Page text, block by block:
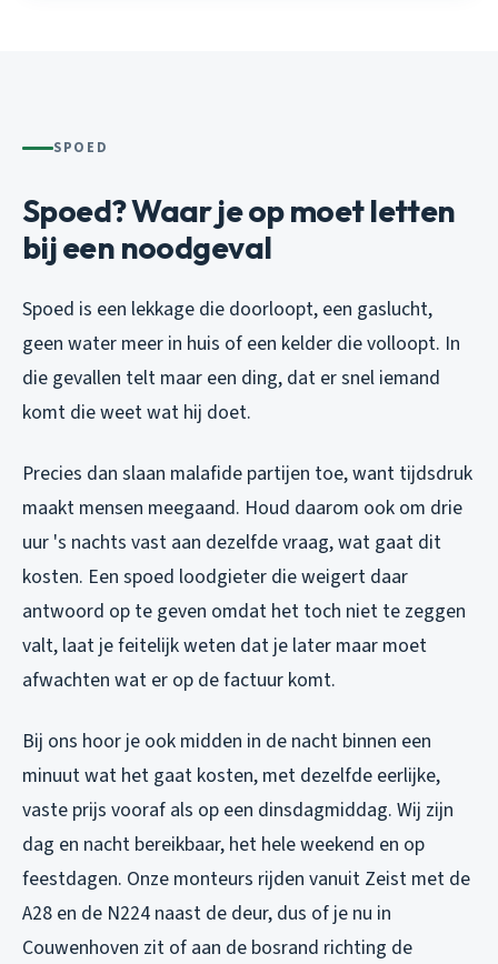
SPOED
Spoed? Waar je op moet letten
bij een noodgeval
Spoed is een lekkage die doorloopt, een gaslucht,
geen water meer in huis of een kelder die volloopt. In
die gevallen telt maar een ding, dat er snel iemand
komt die weet wat hij doet.
Precies dan slaan malafide partijen toe, want tijdsdruk
maakt mensen meegaand. Houd daarom ook om drie
uur 's nachts vast aan dezelfde vraag, wat gaat dit
kosten. Een spoed loodgieter die weigert daar
antwoord op te geven omdat het toch niet te zeggen
valt, laat je feitelijk weten dat je later maar moet
afwachten wat er op de factuur komt.
Bij ons hoor je ook midden in de nacht binnen een
minuut wat het gaat kosten, met dezelfde eerlijke,
vaste prijs vooraf als op een dinsdagmiddag. Wij zijn
dag en nacht bereikbaar, het hele weekend en op
feestdagen. Onze monteurs rijden vanuit Zeist met de
A28 en de N224 naast de deur, dus of je nu in
Couwenhoven zit of aan de bosrand richting de